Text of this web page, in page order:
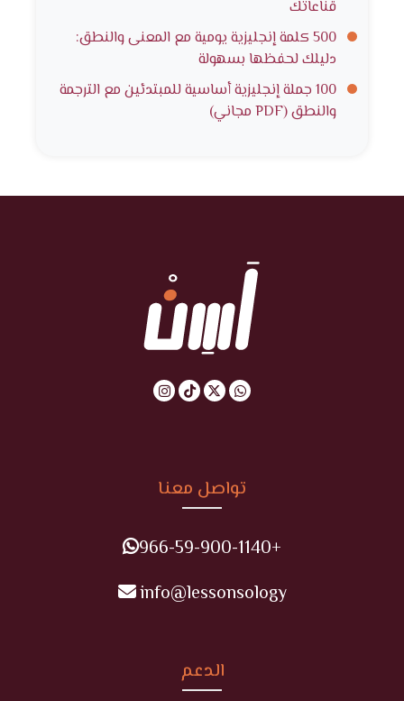
قناعاتك
500 كلمة إنجليزية يومية مع المعنى والنطق:
دليلك لحفظها بسهولة
100 جملة إنجليزية أساسية للمبتدئين مع الترجمة
والنطق (PDF مجاني)
تواصل معنا
+966-59-900-1140
info@lessonsology
الدعم